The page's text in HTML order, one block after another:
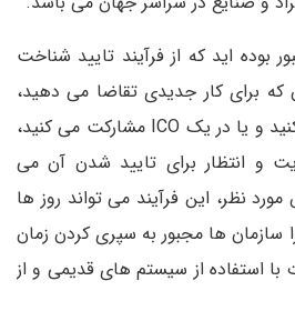
بوده اید که از فرآیند تایید شناخت
برای کار جدیدی تقاضا می دهید،
یک حساب بانکی باز می کنید و یا در یک ICO مشارکت می کنید،
و انتظار برای تایید شدن آن می
نظر، این فرآیند می تواند روز ها
سازمان ها مجبور به سپری کردن زمان
با استفاده از سیستم های قدیمی و از